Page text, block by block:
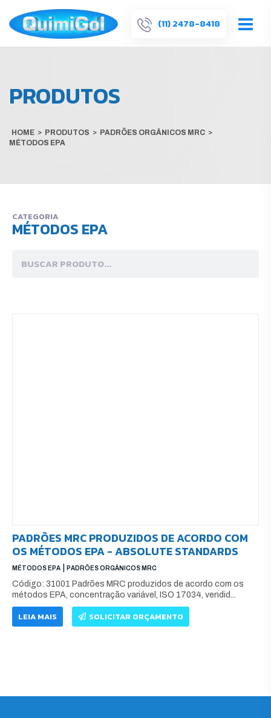
(11) 2478-8418
PRODUTOS
HOME > PRODUTOS > PADRÕES ORGÂNICOS MRC >
MÉTODOS EPA
CATEGORIA
MÉTODOS EPA
PADRÕES MRC PRODUZIDOS DE ACORDO COM
OS MÉTODOS EPA - ABSOLUTE STANDARDS
MÉTODOS EPA PADRÕES ORGÂNICOS MRC
Código: 31001 Padrões MRC produzidos de acordo com os
métodos EPA, concentração variável, ISO 17034, vendid...
LEIA MAIS SOLICITAR ORÇAMENTO